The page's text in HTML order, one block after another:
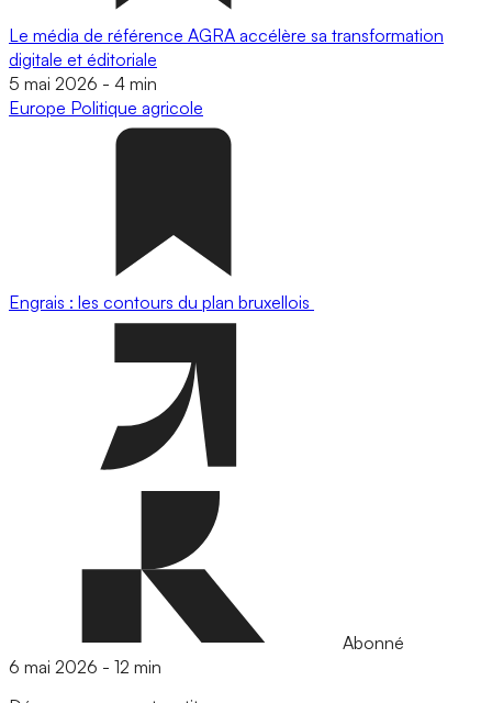
Le média de référence AGRA accélère sa transformation
digitale et éditoriale
5 mai 2026 - 4 min
Europe Politique agricole
Engrais : les contours du plan bruxellois
Abonné
6 mai 2026 - 12 min